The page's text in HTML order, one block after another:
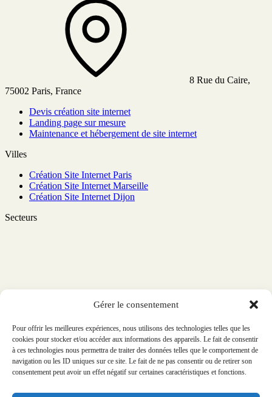
Gérer le consentement
Pour offrir les meilleures expériences, nous utilisons des technologies telles que les
cookies pour stocker et/ou accéder aux informations des appareils. Le fait de consentir
à ces technologies nous permettra de traiter des données telles que le comportement de
navigation ou les ID uniques sur ce site. Le fait de ne pas consentir ou de retirer son
consentement peut avoir un effet négatif sur certaines caractéristiques et fonctions.
8 Rue du Caire,
75002 Paris, France
Devis création site internet
Landing page sur mesure
Maintenance et hébergement de site internet
Villes
Création Site Internet Paris
Création Site Internet Marseille
Création Site Internet Dijon
Secteurs